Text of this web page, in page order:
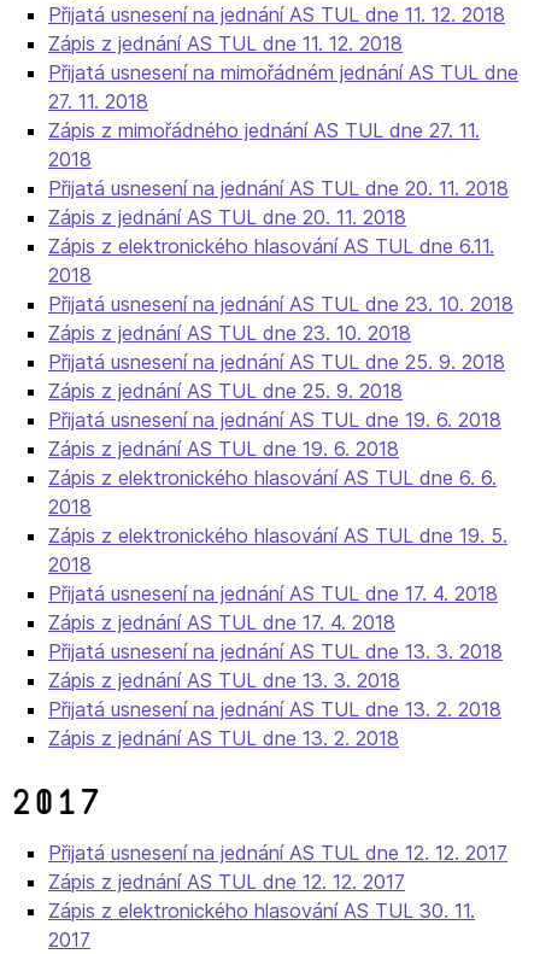
Přijatá usnesení na jednání AS TUL dne 11. 12. 2018
Zápis z jednání AS TUL dne 11. 12. 2018
Přijatá usnesení na mimořádném jednání AS TUL dne
27. 11. 2018
Zápis z mimořádného jednání AS TUL dne 27. 11.
2018
Přijatá usnesení na jednání AS TUL dne 20. 11. 2018
Zápis z jednání AS TUL dne 20. 11. 2018
Zápis z elektronického hlasování AS TUL dne 6.11.
2018
Přijatá usnesení na jednání AS TUL dne 23. 10. 2018
Zápis z jednání AS TUL dne 23. 10. 2018
Přijatá usnesení na jednání AS TUL dne 25. 9. 2018
Zápis z jednání AS TUL dne 25. 9. 2018
Přijatá usnesení na jednání AS TUL dne 19. 6. 2018
Zápis z jednání AS TUL dne 19. 6. 2018
Zápis z elektronického hlasování AS TUL dne 6. 6.
2018
Zápis z elektronického hlasování AS TUL dne 19. 5.
2018
Přijatá usnesení na jednání AS TUL dne 17. 4. 2018
Zápis z jednání AS TUL dne 17. 4. 2018
Přijatá usnesení na jednání AS TUL dne 13. 3. 2018
Zápis z jednání AS TUL dne 13. 3. 2018
Přijatá usnesení na jednání AS TUL dne 13. 2. 2018
Zápis z jednání AS TUL dne 13. 2. 2018
2017
Přijatá usnesení na jednání AS TUL dne 12. 12. 2017
Zápis z jednání AS TUL dne 12. 12. 2017
Zápis z elektronického hlasování AS TUL 30. 11.
2017